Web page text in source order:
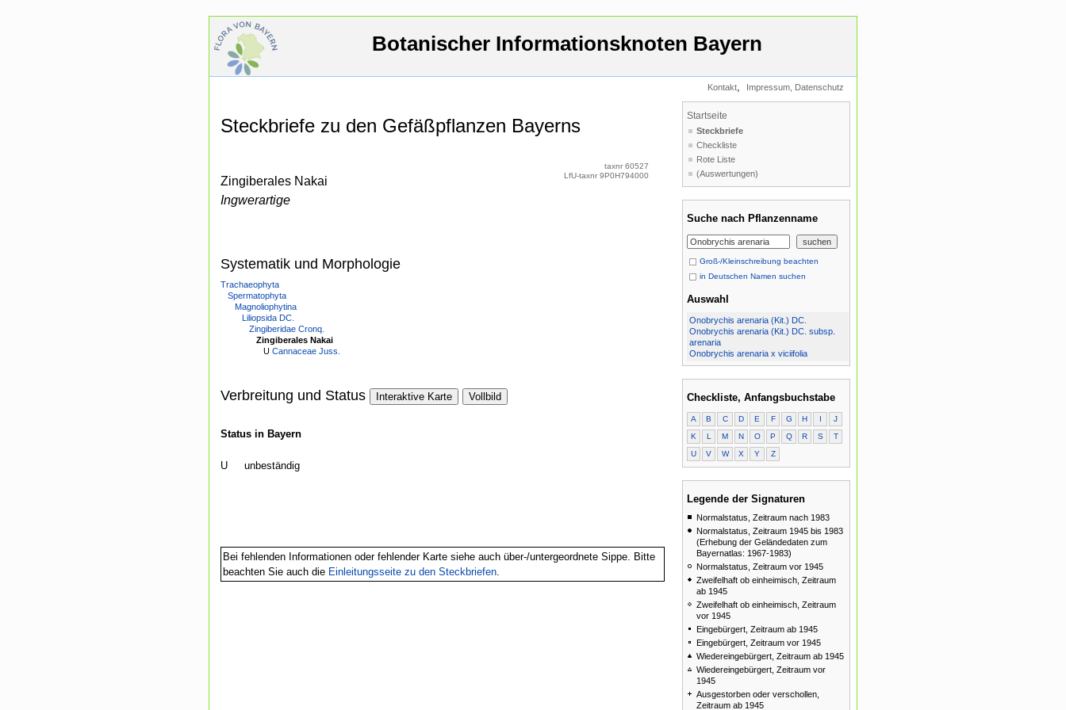
Botanischer Informationsknoten Bayern
Kontakt, Impressum, Datenschutz
Steckbriefe zu den Gefäßpflanzen Bayerns
Zingiberales Nakai
Ingwerartige
taxnr 60527
LfU-taxnr 9P0H794000
Systematik und Morphologie
Trachaeophyta
Spermatophyta
Magnoliophytina
Liliopsida DC.
Zingiberidae Cronq.
Zingiberales Nakai
U Cannaceae Juss.
Verbreitung und Status Interaktive Karte Vollbild
Status in Bayern
U unbeständig
Bei fehlenden Informationen oder fehlender Karte siehe auch über-/untergeordnete Sippe. Bitte
beachten Sie auch die Einleitungsseite zu den Steckbriefen.
Startseite
Steckbriefe
Checkliste
Rote Liste
(Auswertungen)
Suche nach Pflanzenname
Groß-/Kleinschreibung beachten
in Deutschen Namen suchen
Auswahl
Onobrychis arenaria (Kit.) DC.
Onobrychis arenaria (Kit.) DC. subsp.
arenaria
Onobrychis arenaria x viciifolia
Checkliste, Anfangsbuchstabe
A B C D E F G H I
J
K
L M N O P Q R S
T
U
V W X Y Z
Legende der Signaturen
Normalstatus, Zeitraum nach 1983
Normalstatus, Zeitraum 1945 bis 1983
(Erhebung der Geländedaten zum
Bayernatlas: 1967-1983)
Normalstatus, Zeitraum vor 1945
Zweifelhaft ob einheimisch, Zeitraum
ab 1945
Zweifelhaft ob einheimisch, Zeitraum
vor 1945
Eingebürgert, Zeitraum ab 1945
Eingebürgert, Zeitraum vor 1945
Wiedereingebürgert, Zeitraum ab 1945
Wiedereingebürgert, Zeitraum vor
1945
Ausgestorben oder verschollen,
Zeitraum ab 1945